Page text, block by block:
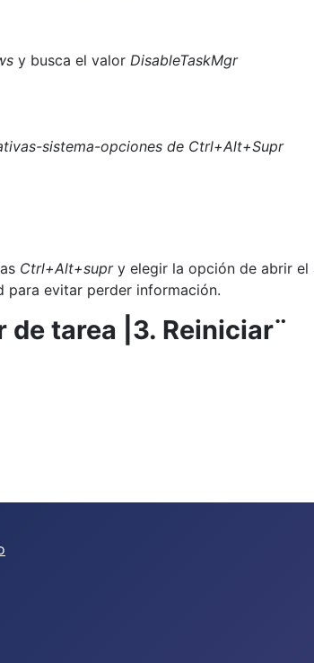
y busca el valor DisableTaskMgr
sistema-opciones de Ctrl+Alt+Supr
Ctrl+Alt+supr y elegir la opción de abrir
para evitar perder información.
tarea |3. Reiniciar¨